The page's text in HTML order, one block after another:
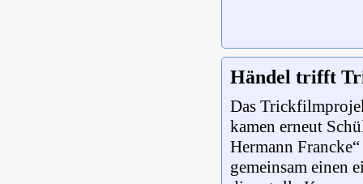
Händel trifft
Das
kamen erneut
Hermann
gemeinsam einen